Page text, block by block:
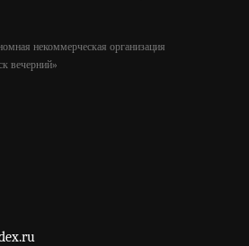
некоммерческая организация
вечерний»